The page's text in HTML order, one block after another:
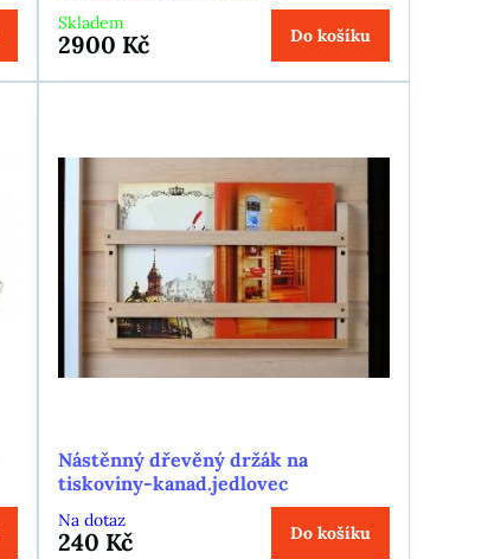
Skladem
2900 Kč Do košíku
Nástěnný dřevěný držák na
tiskoviny-kanad.jedlovec
Na dotaz
240 Kč Do košíku